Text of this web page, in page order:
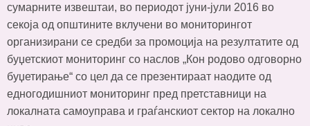
сумарните извештаи, во периодот јуни-јули 2016 во
секоја од општините вклучени во мониторингот
организирани се средби за промоција на резултатите од
буџетскиот мониторинг со наслов „Кон родово одговорно
буџетирање“ со цел да се презентираат наодите од
едногодишниот мониторинг пред претставници на
локалната самоуправа и граѓанскиот сектор на локално